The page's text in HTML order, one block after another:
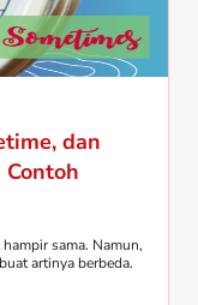
dan
sama. Namun,
artinya berbeda.